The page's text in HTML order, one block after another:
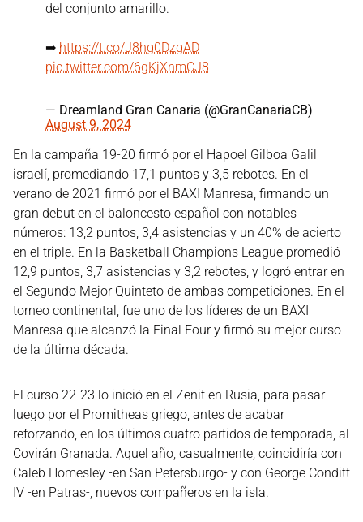
del conjunto amarillo.
➡ https://t.co/J8hg0DzgAD
pic.twitter.com/6gKjXnmCJ8
— Dreamland Gran Canaria (@GranCanariaCB)
August 9, 2024
En la campaña 19-20 firmó por el Hapoel Gilboa Galil
israelí, promediando 17,1 puntos y 3,5 rebotes. En el
verano de 2021 firmó por el BAXI Manresa, firmando un
gran debut en el baloncesto español con notables
números: 13,2 puntos, 3,4 asistencias y un 40% de acierto
en el triple. En la Basketball Champions League promedió
12,9 puntos, 3,7 asistencias y 3,2 rebotes, y logró entrar en
el Segundo Mejor Quinteto de ambas competiciones. En el
torneo continental, fue uno de los líderes de un BAXI
Manresa que alcanzó la Final Four y firmó su mejor curso
de la última década.
El curso 22-23 lo inició en el Zenit en Rusia, para pasar
luego por el Promitheas griego, antes de acabar
reforzando, en los últimos cuatro partidos de temporada, al
Covirán Granada. Aquel año, casualmente, coincidiría con
Caleb Homesley -en San Petersburgo- y con George Conditt
IV -en Patras-, nuevos compañeros en la isla.